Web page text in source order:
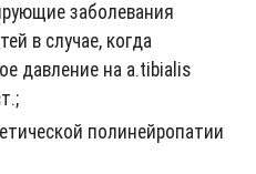
заболевания
в случае, когда
давление на a.tibialis
полинейропатии